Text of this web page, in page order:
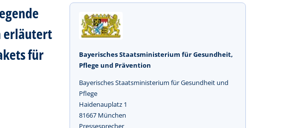
erläutert
für
Bayerisches Staatsministerium für Gesundheit,
Pflege und Prävention
Bayerisches Staatsministerium für Gesundheit und
Pflege
Haidenauplatz 1
81667 München
Pressesprecher